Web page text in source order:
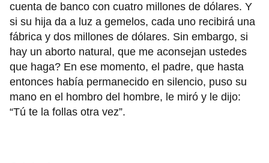
cuenta de banco con cuatro millones de dólares. Y
si su hija da a luz a gemelos, cada uno recibirá una
fábrica y dos millones de dólares. Sin embargo, si
hay un aborto natural, que me aconsejan ustedes
que haga? En ese momento, el padre, que hasta
entonces había permanecido en silencio, puso su
mano en el hombro del hombre, le miró y le dijo:
“Tú te la follas otra vez”.